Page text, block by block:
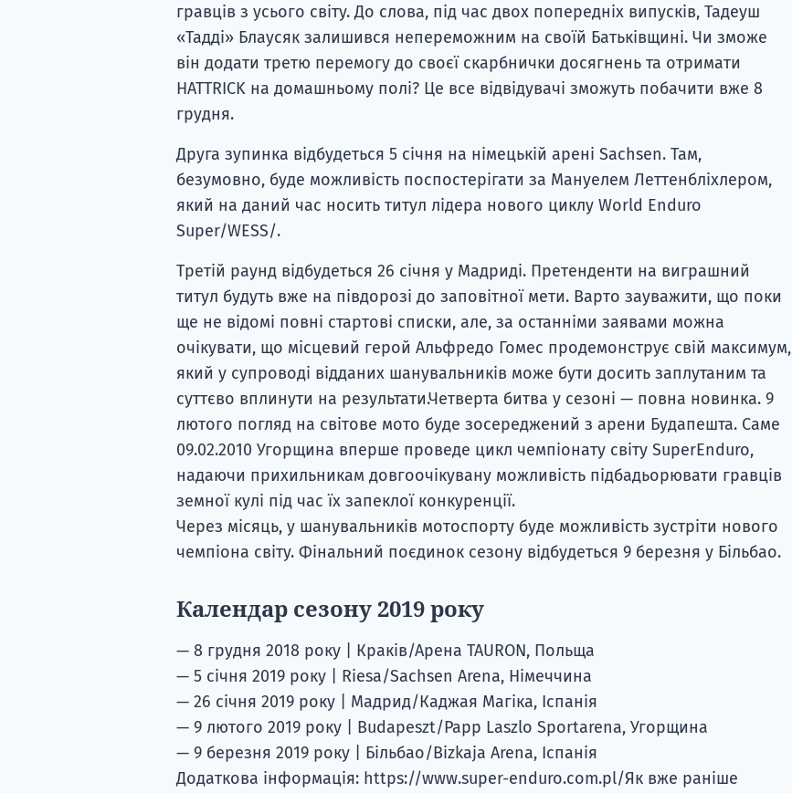
гравців з усього світу. До слова, під час двох попередніх випусків, Тадеуш
«Тадді» Блаусяк залишився непереможним на своїй Батьківщині. Чи зможе
він додати третю перемогу до своєї скарбнички досягнень та отримати
HATTRICK на домашньому полі? Це все відвідувачі зможуть побачити вже 8
грудня.
Друга зупинка відбудеться 5 січня на німецькій арені Sachsen. Там,
безумовно, буде можливість поспостерігати за Мануелем Леттенбліхлером,
який на даний час носить титул лідера нового циклу World Enduro
Super/WESS/.
Третій раунд відбудеться 26 січня у Мадриді. Претенденти на виграшний
титул будуть вже на півдорозі до заповітної мети. Варто зауважити, що поки
ще не відомі повні стартові списки, але, за останніми заявами можна
очікувати, що місцевий герой Альфредо Гомес продемонструє свій максимум,
який у супроводі відданих шанувальників може бути досить заплутаним та
суттєво вплинути на результати.Четверта битва у сезоні — повна новинка. 9
лютого погляд на світове мото буде зосереджений з арени Будапешта. Саме
09.02.2010 Угорщина вперше проведе цикл чемпіонату світу SuperEnduro,
надаючи прихильникам довгоочікувану можливість підбадьорювати гравців
земної кулі під час їх запеклої конкуренції.
Через місяць, у шанувальників мотоспорту буде можливість зустріти нового
чемпіона світу. Фінальний поєдинок сезону відбудеться 9 березня у Більбао.
Календар сезону 2019 року
— 8 грудня 2018 року | Краків/Арена TAURON, Польща
— 5 січня 2019 року | Riesa/Sachsen Arena, Німеччина
— 26 січня 2019 року | Мадрид/Каджая Магіка, Іспанія
— 9 лютого 2019 року | Budapeszt/Papp Laszlo Sportarena, Угорщина
— 9 березня 2019 року | Більбао/Bizkaja Arena, Іспанія
Додаткова інформація: https://www.super-enduro.com.pl/Як вже раніше